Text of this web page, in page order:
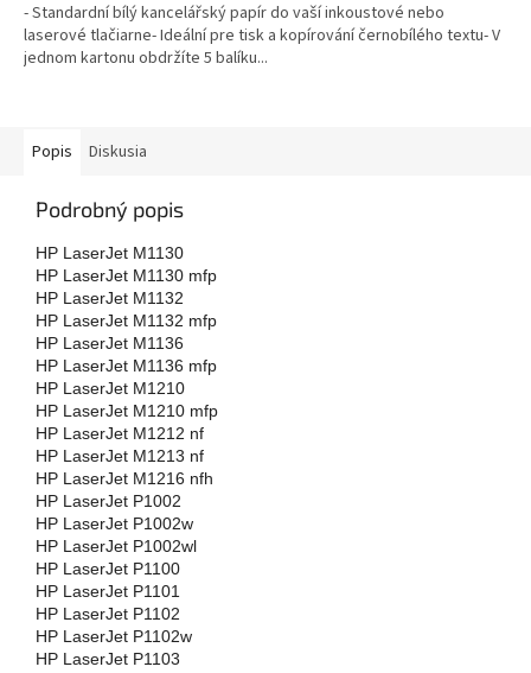
- Standardní bílý kancelářský papír do vaší inkoustové nebo
laserové tlačiarne- Ideální pre tisk a kopírování černobílého textu- V
jednom kartonu obdržíte 5 balíku...
Popis Diskusia
Podrobný popis
HP LaserJet M1130
HP LaserJet M1130 mfp
HP LaserJet M1132
HP LaserJet M1132 mfp
HP LaserJet M1136
HP LaserJet M1136 mfp
HP LaserJet M1210
HP LaserJet M1210 mfp
HP LaserJet M1212 nf
HP LaserJet M1213 nf
HP LaserJet M1216 nfh
HP LaserJet P1002
HP LaserJet P1002w
HP LaserJet P1002wl
HP LaserJet P1100
HP LaserJet P1101
HP LaserJet P1102
HP LaserJet P1102w
HP LaserJet P1103